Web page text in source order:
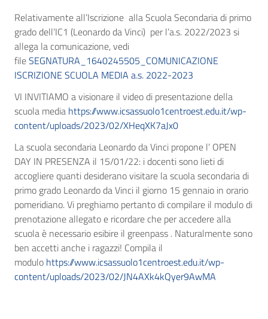
Relativamente all’Iscrizione alla Scuola Secondaria di primo
grado dell’IC1 (Leonardo da Vinci) per l’a.s. 2022/2023 si
allega la comunicazione, vedi
fileSEGNATURA_1640245505_COMUNICAZIONE
ISCRIZIONE SCUOLA MEDIA a.s. 2022-2023
VI INVITIAMO a visionare il video di presentazione della
scuola media https://www.icsassuolo1centroest.edu.it/wp-
content/uploads/2023/02/XHeqXK7aJx0
La scuola secondaria Leonardo da Vinci propone l’ OPEN
DAY IN PRESENZA il 15/01/22: i docenti sono lieti di
accogliere quanti desiderano visitare la scuola secondaria di
primo grado Leonardo da Vinci il giorno 15 gennaio in orario
pomeridiano. Vi preghiamo pertanto di compilare il modulo di
prenotazione allegato e ricordare che per accedere alla
scuola è necessario esibire il greenpass . Naturalmente sono
ben accetti anche i ragazzi! Compila il
modulo https://www.icsassuolo1centroest.edu.it/wp-
content/uploads/2023/02/JN4AXk4kQyer9AwMA